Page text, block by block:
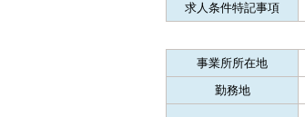
求人条件特記事項
事業所所在地
勤務地